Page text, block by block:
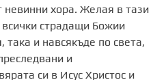
невинни хора. Желая в тази
страдащи Божии
така и навсякъде по света,
и
си в Исус Христос и